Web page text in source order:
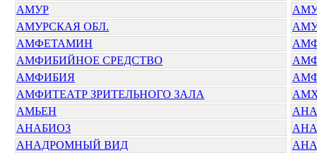
АМУР
АМУРСКАЯ ОБЛ.
АМФЕТАМИН
АМФИБИЙНОЕ СРЕДСТВО
АМФИБИЯ
АМФИТЕАТР ЗРИТЕЛЬНОГО ЗАЛА
АМЬЕН
АНАБИОЗ
АНАДРОМНЫЙ ВИД